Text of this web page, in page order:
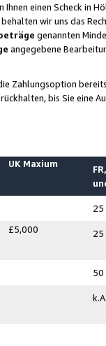
Ihnen einen Scheck in
wir uns das
genannten
angegebene
Zahlungsoption
bis Sie
UK Maxium
25
£5,000 25
50